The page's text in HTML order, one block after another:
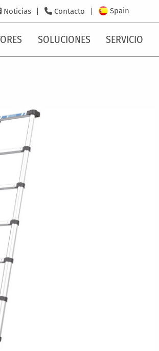
Noticias Contacto Spain
SOLUCIONES SERVICIO